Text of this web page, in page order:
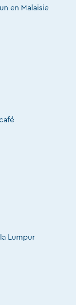
en Malaisie
Lumpur